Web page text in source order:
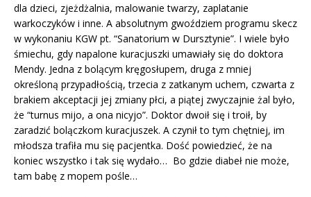
dla dzieci, zjeżdżalnia, malowanie twarzy, zaplatanie
warkoczyków i inne. A absolutnym gwoździem programu skecz
w wykonaniu KGW pt. “Sanatorium w Dursztynie”. I wiele było
śmiechu, gdy napalone kuracjuszki umawiały się do doktora
Mendy. Jedna z bolącym kręgosłupem, druga z mniej
określoną przypadłością, trzecia z zatkanym uchem, czwarta z
brakiem akceptacji jej zmiany płci, a piątej zwyczajnie żal było,
że “turnus mijo, a ona nicyjo”. Doktor dwoił się i troił, by
zaradzić bolączkom kuracjuszek. A czynił to tym chętniej, im
młodsza trafiła mu się pacjentka. Dość powiedzieć, że na
koniec wszystko i tak się wydało… Bo gdzie diabeł nie może,
tam babę z mopem pośle…